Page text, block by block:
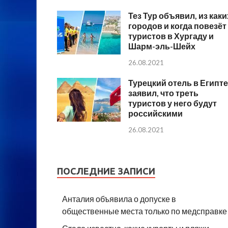
Тез Тур объявил, из
городов и когда повезёт
туристов в Хургаду и
Шарм-эль-Шейх
26.08.2021
Турецкий отель в Египте
заявил, что треть
туристов у него будут
российскими
26.08.2021
ПОСЛЕДНИЕ ЗАПИСИ
Анталия объявила о допуске в
общественные места только по медсправке